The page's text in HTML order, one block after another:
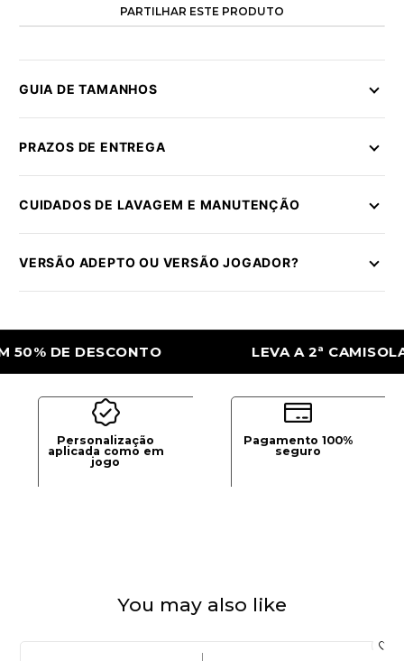
PARTILHAR ESTE PRODUTO
GUIA DE TAMANHOS
PRAZOS DE ENTREGA
CUIDADOS DE LAVAGEM E MANUTENÇÃO
VERSÃO ADEPTO OU VERSÃO JOGADOR?
DESCONTO LEVA A 2ª CAMISOLA
Personalização
aplicada como em
jogo
Pagamento 100%
seguro
You may also like
|